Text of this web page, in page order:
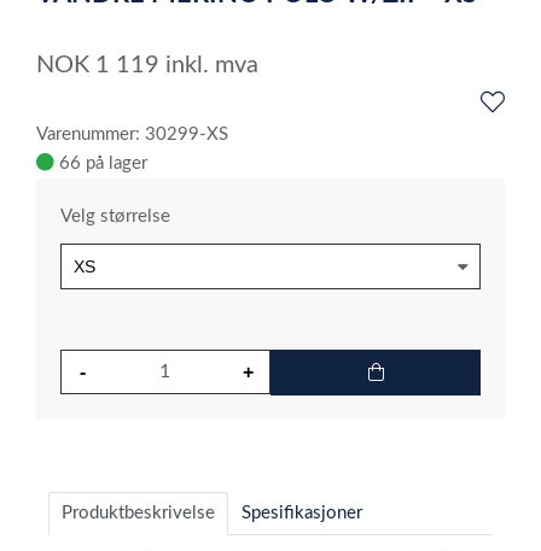
NOK 1 119 inkl. mva
Varenummer: 30299-XS
66 på lager
Velg størrelse
Produktbeskrivelse Spesifikasjoner